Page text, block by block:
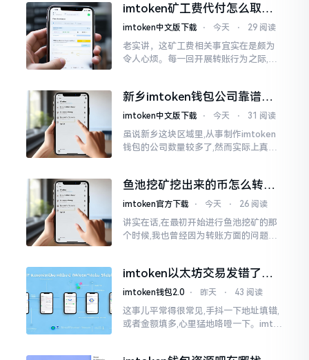
却提心吊胆、神经紧绷。
imtoken矿工费代付怎么取
消？老手教你几招
imtoken中文版下载 ⋅ 今天 ⋅ 29 阅读
老实讲，这矿工费相关事宜实在是颇为
令人心烦。每一回开展转账行为之际,就
时隔多年
新乡imtoken钱包公司靠谱
吗？普通人怎么避坑
imtoken中文版下载 ⋅ 今天 ⋅ 31 阅读
虽说新乡这块区域里,从事制作imtoken
钱包的公司数量较多了,然而实际上真正
予协助进行操作的
鱼池挖矿挖出来的币怎么转到
imtoken钱包？
imtoken官方下载 ⋅ 今天 ⋅ 26 阅读
讲实在话,在最初开始进行鱼池挖矿的那
个时候,我也曾经因为转账方面的问题而
为畅快
imtoken以太坊交易发错了咋
整？取消方法告诉你
imtoken钱包2.0 ⋅ 昨天 ⋅ 43 阅读
这事儿平常得很常见,手抖一下地址填错,
或者金额填多,心里猛地咯噔一下。imto